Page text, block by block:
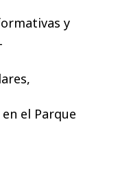
y
el Parque